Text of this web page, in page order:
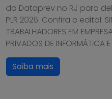
da Dataprev no RJ para
PLR 2026. Confira o edital:
TRABALHADORES EM
PRIVADOS DE INFORMÁTICA E
Saiba mais